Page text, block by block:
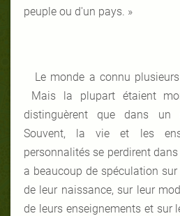
peuple ou d'un pays. »
Le monde a connu
Mais la plupart étaient
distinguèrent que dans un
Souvent, la vie et les
personnalités se perdirent
a beaucoup de spéculation
de leur naissance, sur leur
de leurs enseignements et sur